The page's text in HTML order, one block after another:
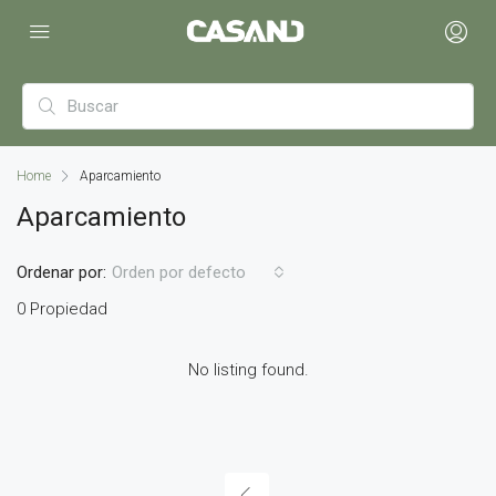
Home Aparcamiento
Aparcamiento
0 Propiedad
Ordenar por: Orden por defecto
No listing found.